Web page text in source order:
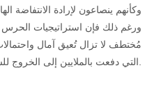
وكأنهم ينصاعون لإرادة الانتفاضة
ورغم ذلك فإن استراتيجيات الحرس
مُختطف لا تزال تُعيق آمال